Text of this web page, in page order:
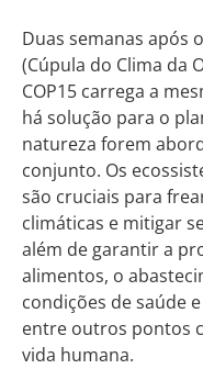
Duas semanas após
(Cúpula do Clima da
COP15 carrega a
há solução para o
natureza forem
conjunto. Os
são cruciais para
climáticas e mitigar
além de garantir a
alimentos, o
condições de saúde
entre outros pontos
vida humana.